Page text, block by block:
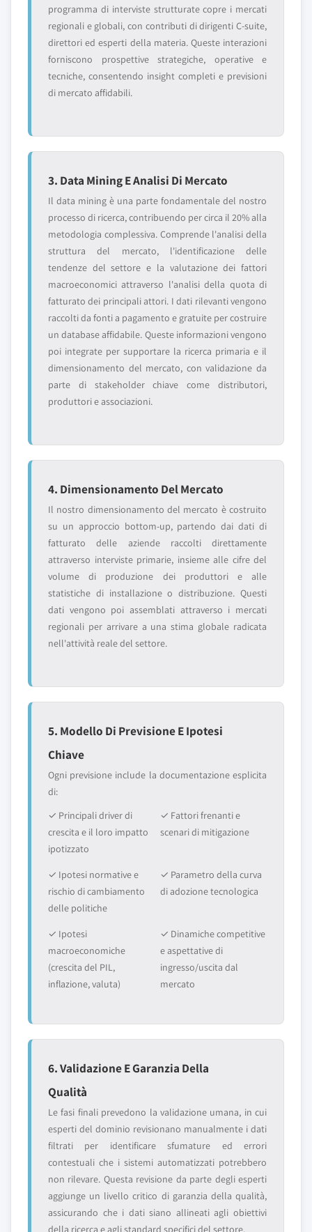
programma di interviste strutturate copre i mercati
regionali e globali, con contributi di dirigenti C-suite,
direttori ed esperti della materia. Queste interazioni
forniscono prospettive strategiche, operative e
tecniche, consentendo insight completi e previsioni
di mercato affidabili.
3. Data Mining E Analisi Di Mercato
Il data mining è una parte fondamentale del nostro
processo di ricerca, contribuendo per circa il 20% alla
metodologia complessiva. Comprende l'analisi della
struttura del mercato, l'identificazione delle
tendenze del settore e la valutazione dei fattori
macroeconomici attraverso l'analisi della quota di
fatturato dei principali attori. I dati rilevanti vengono
raccolti da fonti a pagamento e gratuite per costruire
un database affidabile. Queste informazioni vengono
poi integrate per supportare la ricerca primaria e il
dimensionamento del mercato, con validazione da
parte di stakeholder chiave come distributori,
produttori e associazioni.
4. Dimensionamento Del Mercato
Il nostro dimensionamento del mercato è costruito
su un approccio bottom-up, partendo dai dati di
fatturato delle aziende raccolti direttamente
attraverso interviste primarie, insieme alle cifre del
volume di produzione dei produttori e alle
statistiche di installazione o distribuzione. Questi
dati vengono poi assemblati attraverso i mercati
regionali per arrivare a una stima globale radicata
nell'attività reale del settore.
5. Modello Di Previsione E Ipotesi
Chiave
Ogni previsione include la documentazione esplicita
di:
✓ Principali driver di
crescita e il loro impatto
ipotizzato
✓ Fattori frenanti e
scenari di mitigazione
✓ Ipotesi normative e
rischio di cambiamento
delle politiche
✓ Parametro della curva
di adozione tecnologica
✓ Ipotesi
macroeconomiche
(crescita del PIL,
inflazione, valuta)
✓ Dinamiche competitive
e aspettative di
ingresso/uscita dal
mercato
6. Validazione E Garanzia Della
Qualità
Le fasi finali prevedono la validazione umana, in cui
esperti del dominio revisionano manualmente i dati
filtrati per identificare sfumature ed errori
contestuali che i sistemi automatizzati potrebbero
non rilevare. Questa revisione da parte degli esperti
aggiunge un livello critico di garanzia della qualità,
assicurando che i dati siano allineati agli obiettivi